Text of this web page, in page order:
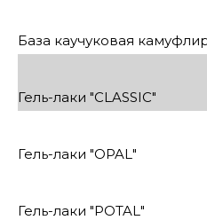
База каучуковая
Гель-лаки "CLASSIC"
Гель-лаки "OPAL"
Гель-лаки "POTAL"